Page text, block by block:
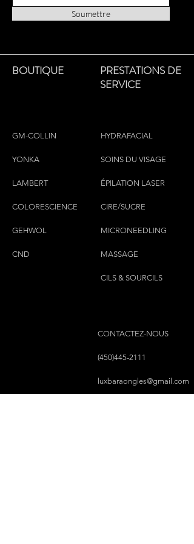
skin.
Soumettre
BOUTIQUE
PRESTATIONS DE
SERVICE
GM-COLLIN
YONKA
LAMBERT
COLORESCIENCE
GEHWOL
CND
HYDRAFACIAL
SOINS DU VISAGE
ÉPILATION LASER
CIRE/SUCRE
MICRONEEDLING
MASSAGE
CILS & SOURCILS
CONTACTEZ-NOUS
(450)445-2111
luxbaraongles@gmail.com